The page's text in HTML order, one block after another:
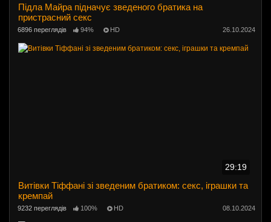
Підла Майра підначує зведеного братика на
пристрасний секс
6896 переглядів 94% HD 26.10.2024
29:19
Витівки Тіффані зі зведеним братиком: секс, іграшки та
кремпай
9232 переглядів 100% HD 08.10.2024